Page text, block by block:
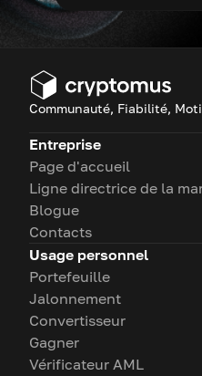
Communauté, Fiabilité,
Entreprise
Page d'accueil
Ligne directrice de la
Blogue
Contacts
Usage personnel
Portefeuille
Jalonnement
Convertisseur
Gagner
Vérificateur AML